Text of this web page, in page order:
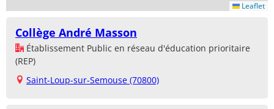
Leaflet
Collège André Masson
Établissement Public en réseau d'éducation prioritaire
(REP)
Saint-Loup-sur-Semouse (70800)